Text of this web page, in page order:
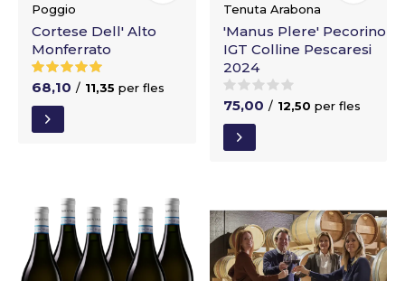
Poggio
Cortese Dell' Alto
Monferrato
68,10 / 11,35 per fles
Tenuta Arabona
'Manus Plere' Pecorino
IGT Colline Pescaresi
2024
75,00 / 12,50 per fles